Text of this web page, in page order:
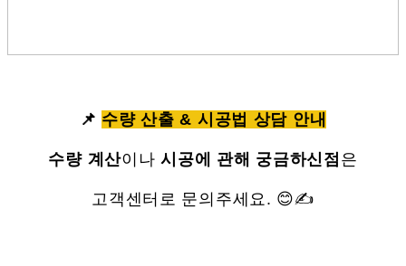
📌 수량 산출 & 시공법 상담 안내
수량 계산이나시공에 관해 궁금하신점 은
고객센터로 문의주세요. 😊✍